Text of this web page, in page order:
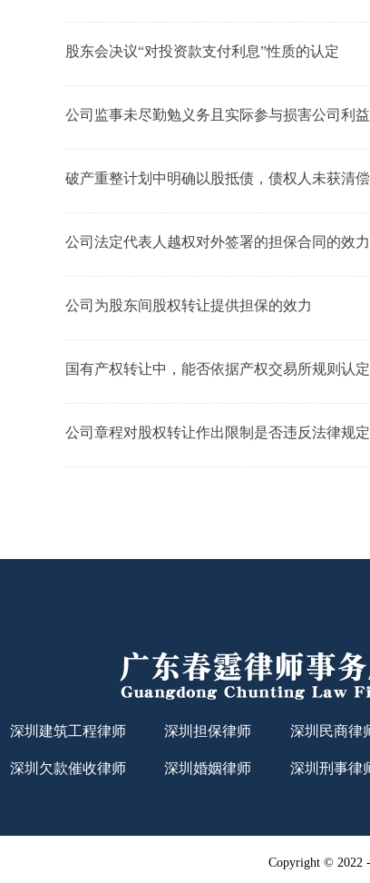
股东会决议“对投资款支付利息”性质的认定
公司监事未尽勤勉义务且实际参与损害公司利
破产重整计划中明确以股抵债，债权人未获清
公司法定代表人越权对外签署的担保合同的效力
公司为股东间股权转让提供担保的效力
国有产权转让中，能否依据产权交易所规则认
公司章程对股权转让作出限制是否违反法律规定
深圳建筑工程律师 深圳担保律师 深圳民商律
深圳欠款催收律师 深圳婚姻律师 深圳刑事律
Copyright © 2022 -